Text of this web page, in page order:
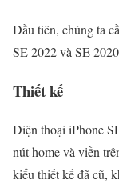
Đầu tiên, chúng ta
SE 2022 và SE
Thiết kế
Điện thoại iPhone
nút home và viền
kiểu thiết kế đã cũ,